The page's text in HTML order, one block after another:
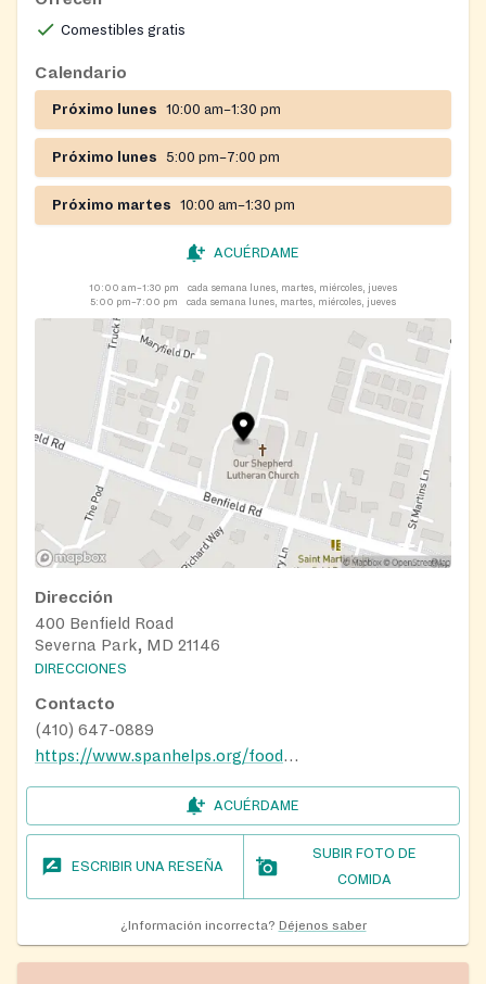
Comestibles gratis
Calendario
Próximo lunes 10:00 am–1:30 pm
Próximo lunes 5:00 pm–7:00 pm
Próximo martes 10:00 am–1:30 pm
ACUÉRDAME
10:00 am–1:30 pm
cada semana lunes, martes, miércoles, jueves
5:00 pm–7:00 pm
cada semana lunes, martes, miércoles, jueves
Dirección
400 Benfield Road
Severna Park, MD 21146
DIRECCIONES
Contacto
(410) 647-0889
https://www.spanhelps.org/food_drive
ACUÉRDAME
ESCRIBIR UNA RESEÑA
SUBIR FOTO DE
COMIDA
¿Información incorrecta? Déjenos saber